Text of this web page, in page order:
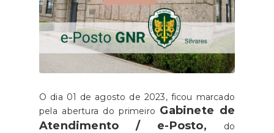
O dia 01 de agosto de 2023, ficou marcado
pela abertura do primeiro Gabinete de
Atendimento / e-Posto,
do